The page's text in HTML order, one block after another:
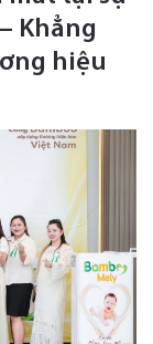
Khẳng
hiệu